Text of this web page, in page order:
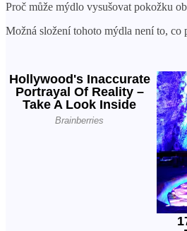
Proč může mýdlo vysušovat pokožku
Možná složení tohoto mýdla není to, co